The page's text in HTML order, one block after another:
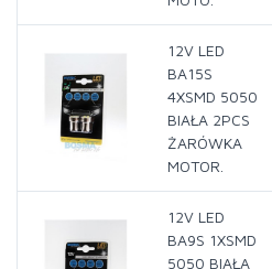
12V LED
BA15S
4XSMD 5050
BIAŁA 2PCS
ŻARÓWKA
MOTOR.
12V LED
BA9S 1XSMD
5050 BIAŁA